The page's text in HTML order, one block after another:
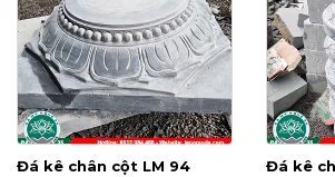
Đá kê chân cột LM 94 Đá kê